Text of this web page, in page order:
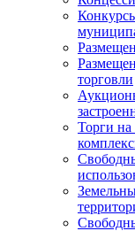
торговли
Торги на